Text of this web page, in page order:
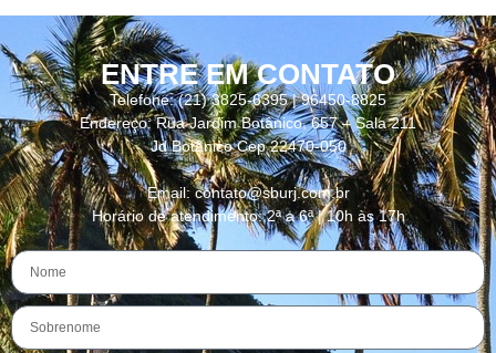
ENTRE EM CONTATO
Telefone: (21) 3825-6395 | 96450-8825
Endereço: Rua Jardim Botânico, 657 – Sala 211
Jd Botânico Cep 22470-050
Email: contato@sburj.com.br
Horário de atendimento: 2ª a 6ª | 10h às 17h